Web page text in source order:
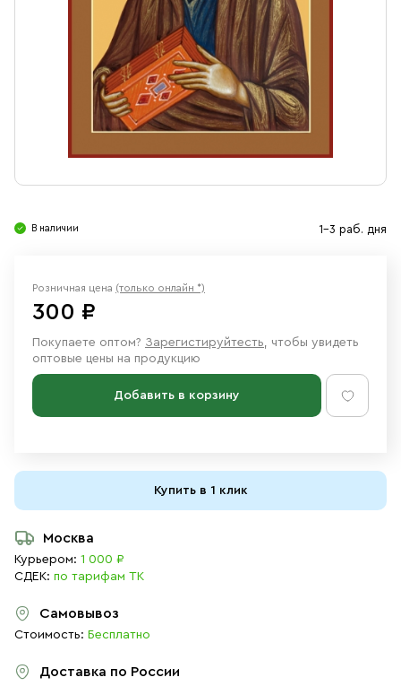
Ювелирные изделия
В наличии 1-3 раб. дня
Розничная цена (только онлайн *)
300 ₽
Покупаете оптом? Зарегистируйтесть, чтобы увидеть
оптовые цены на продукцию
Добавить в корзину
Купить в 1 клик
Москва
Курьером: 1 000 ₽
СДЕК: по тарифам ТК
Самовывоз
Стоимость: Бесплатно
Доставка по России